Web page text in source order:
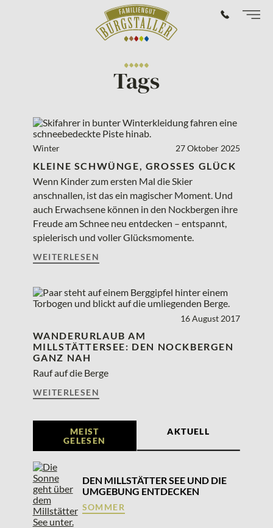
Tags
Winter 27 Oktober 2025
KLEINE SCHWÜNGE, GROSSES GLÜCK
Wenn Kinder zum ersten Mal die Skier
anschnallen, ist das ein magischer Moment. Und
auch Erwachsene können in den Nockbergen ihre
Freude am Schnee neu entdecken – entspannt,
spielerisch und voller Glücksmomente.
WEITERLESEN
16 August 2017
WANDERURLAUB AM
MILLSTÄTTERSEE: DEN NOCKBERGEN
GANZ NAH
Rauf auf die Berge
WEITERLESEN
MEIST
GELESEN
AKTUELL
DEN MILLSTÄTTER SEE UND DIE
UMGEBUNG ENTDECKEN
SOMMER